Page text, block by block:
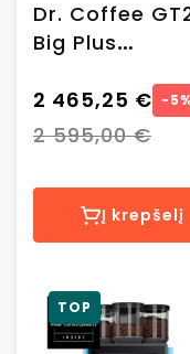
Dr. Coffee
Big Plus
kavos
2 465,25 € −5%
2 595,00 €
Į krepšelį
TOP